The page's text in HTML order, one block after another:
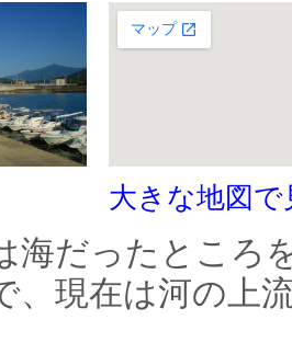
大きな地図で
海だったところ
、現在は河の上